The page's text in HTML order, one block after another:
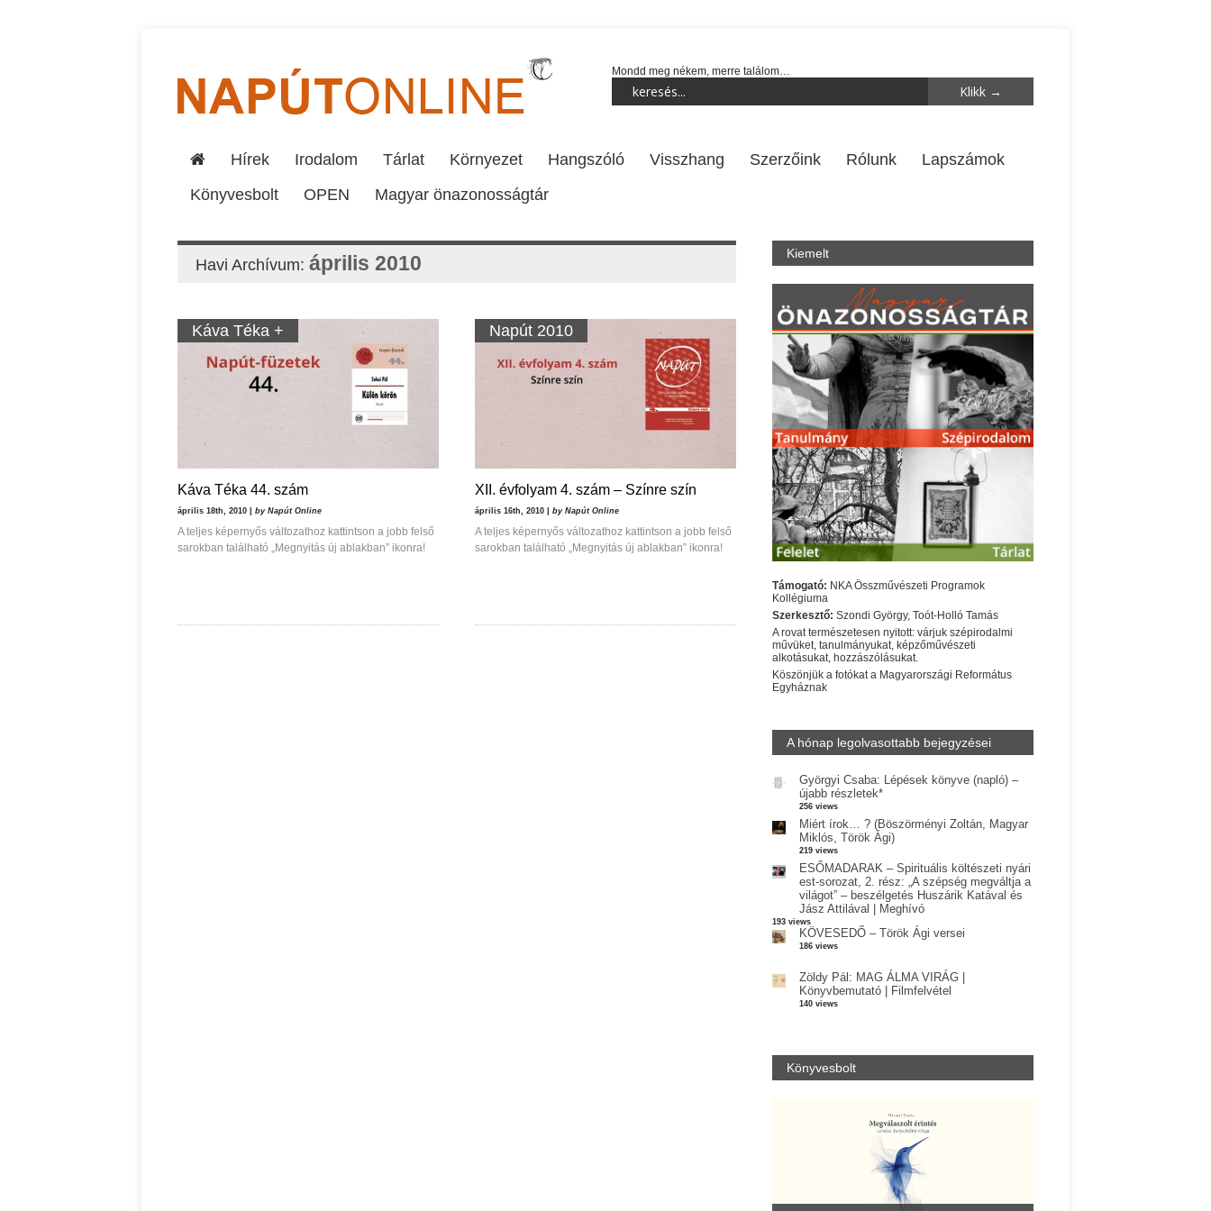
Mondd meg nékem, merre találom…
Hírek Irodalom Tárlat Környezet Hangszóló Visszhang Szerzőink Rólunk
Lapszámok
Könyvesbolt
OPEN Magyar önazonosságtár
Havi Archívum: április 2010
Káva Téka +
Káva Téka 44. szám
április 18th, 2010 | by Napút Online
A teljes képernyős változathoz kattintson a jobb felső
sarokban található „Megnyitás új ablakban” ikonra!
Napút 2010
XII. évfolyam 4. szám – Színre szín
április 16th, 2010 | by Napút Online
A teljes képernyős változathoz kattintson a jobb felső
sarokban található „Megnyitás új ablakban” ikonra!
Kiemelt
Támogató: NKA Összművészeti Programok
Kollégiuma
Szerkesztő: Szondi György, Toót-Holló Tamás
A rovat természetesen nyitott: várjuk szépirodalmi
művüket, tanulmányukat, képzőművészeti
alkotásukat, hozzászólásukat.
Köszönjük a fotókat a Magyarországi Református
Egyháznak
A hónap legolvasottabb bejegyzései
Györgyi Csaba: Lépések könyve (napló) –
újabb részletek*
256 views
Miért írok… ? (Böszörményi Zoltán, Magyar
Miklós, Török Ági)
219 views
ESŐMADARAK – Spirituális költészeti nyári
est-sorozat, 2. rész: „A szépség megváltja a
világot” – beszélgetés Huszárik Katával és
Jász Attilával | Meghívó
193 views
KÖVESEDŐ – Török Ági versei
186 views
Zöldy Pál: MAG ÁLMA VIRÁG |
Könyvbemutató | Filmfelvétel
140 views
Könyvesbolt